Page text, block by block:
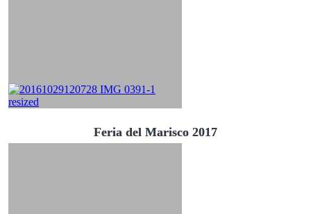
Feria del Marisco 2017